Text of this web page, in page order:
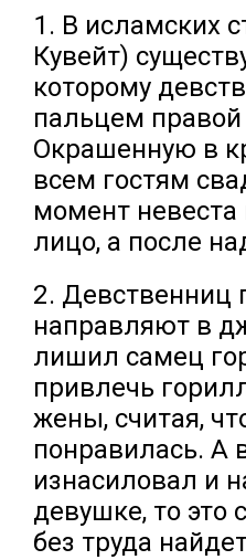
1. В исламских
Кувейт)
которому
пальцем
Окрашенную в
всем гостям
момент невеста
лицо, а после
2. Девственниц
направляют в
лишил самец
привлечь
жены, считая,
понравилась. А
изнасиловал и
девушке, то это
без труда